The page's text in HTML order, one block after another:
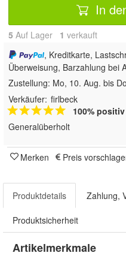
In
5 Auf Lager 1 verkauft
, Kreditkarte,
Überweisung, Barzahlung bei
Zustellung: Mo, 10. Aug. bis
Verkäufer: firlbeck
100% positiv
Generalüberholt
Merken Preis
Produktdetails Zahlung,
Produktsicherheit
Artikelmerkmale